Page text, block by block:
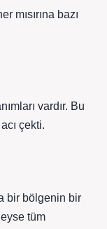
mısırına bazı
vardır. Bu
çekti.
bir bölgenin bir
tüm